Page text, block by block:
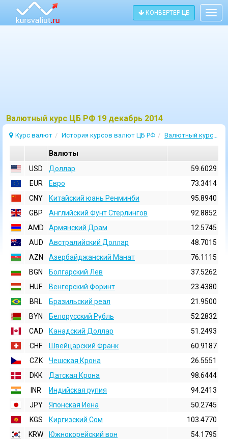
КОНВЕРТЕР ЦБ
Bалютный курс ЦБ РФ 19 декабрь 2014
Курс валют История курсов валют ЦБ РФ Валютный курс 19 Декабрь 2014
Валюты
USD
Доллар
59.6029
EUR
Евро
73.3414
CNY
Китайский юань Ренминби
95.8940
GBP
Английский Фунт Стерлингов
92.8852
AMD
Армянский Драм
12.5745
AUD
Австралийский Доллар
48.7015
AZN
Азербайджанский Манат
76.1115
BGN
Болгарский Лев
37.5262
HUF
Венгерский Форинт
23.4380
BRL
Бразильский реал
21.9500
BYN
Белорусский Рубль
52.2832
CAD
Канадский Доллар
51.2493
CHF
Швейцарский Франк
60.9187
CZK
Чешская Крона
26.5551
DKK
Датская Крона
98.6444
INR
Индийская pупия
94.2413
JPY
Японская Иена
50.2745
KGS
Киргизский Сом
103.4770
KRW
Южнокорейский вон
54.1795